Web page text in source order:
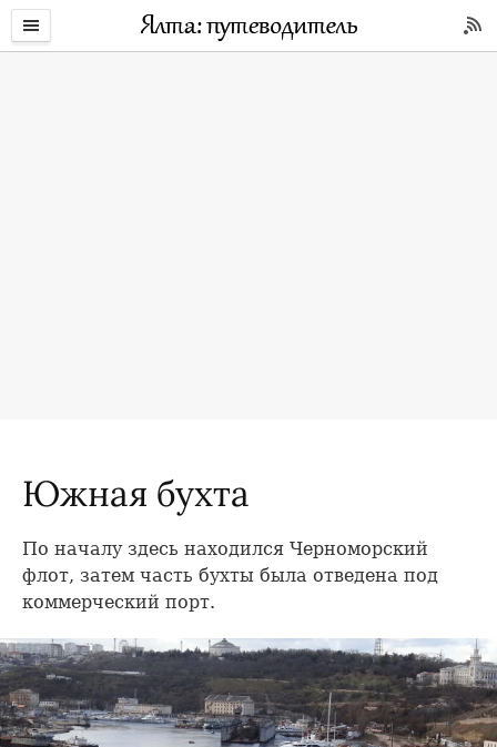
Южная бухта
По началу здесь находился Черноморский
флот, затем часть бухты была отведена под
коммерческий порт.